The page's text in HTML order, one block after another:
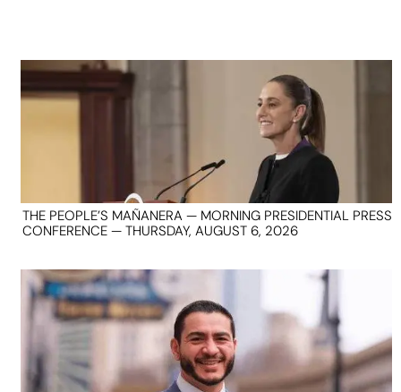
THE PEOPLE’S MAÑANERA — MORNING PRESIDENTIAL PRESS
CONFERENCE — THURSDAY, AUGUST 6, 2026